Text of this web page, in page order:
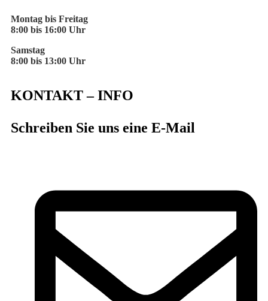
Montag bis Freitag
8:00 bis 16:00 Uhr
Samstag
8:00 bis 13:00 Uhr
KONTAKT – INFO
Schreiben Sie uns eine E-Mail